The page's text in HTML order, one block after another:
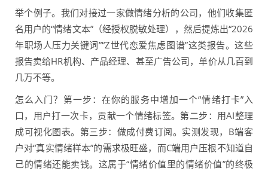
举个例子。我们对接过一家做情绪分析的公司，他们收集匿
名用户的“情绪文本”（经授权脱敏处理），然后提炼出“2026
年职场人压力关键词”“Z世代恋爱焦虑图谱”这类报告。这些
报告卖给HR机构、产品经理、甚至广告公司，单价从几百到
几万不等。
怎么入门？第一步：在你的服务中增加一个“情绪打卡”入
口，用户打一次卡，贡献一个情绪标签。第二步：用AI整理
成可视化图表。第三步：做成付费订阅。实测发现，B端客
户对“真实情绪样本”的需求极旺盛，而C端用户压根不知道自
己的情绪还能卖钱。这属于“情绪价值里的情绪价值”的终极